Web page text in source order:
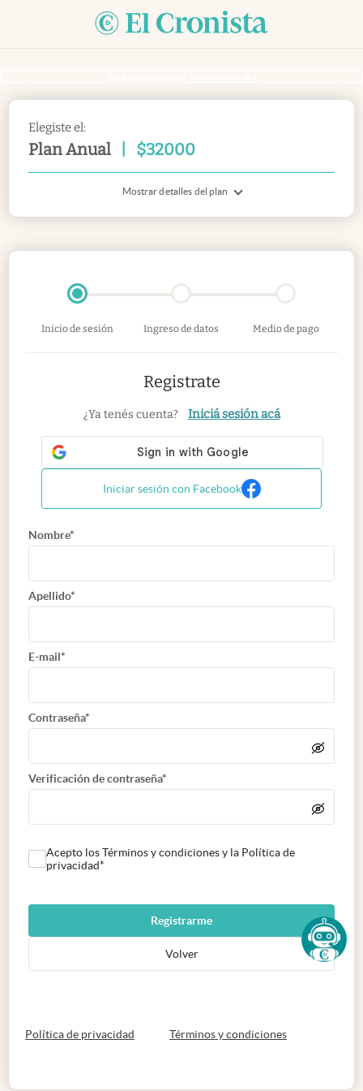
Elegiste el:
Plan Anual $32000
Mostrar detalles del plan
Inicio de sesión Ingreso de datos Medio de pago
Registrate
¿Ya tenés cuenta? Iniciá sesión acá
Iniciar sesión con Facebook
Nombre*
Apellido*
E-mail*
Contraseña*
Verificación de contraseña*
Acepto los Términos y condiciones y la Política de
privacidad*
Registrarme
Volver
Política de privacidad abre en nueva pestaña
Términos y condicionesabre en nueva